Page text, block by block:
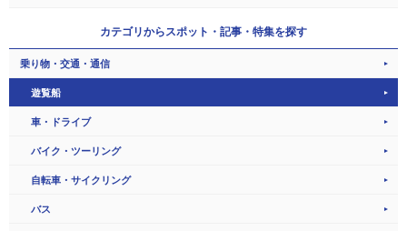
カテゴリからスポット・記事・特集を探す
乗り物・交通・通信
遊覧船
車・ドライブ
バイク・ツーリング
自転車・サイクリング
バス